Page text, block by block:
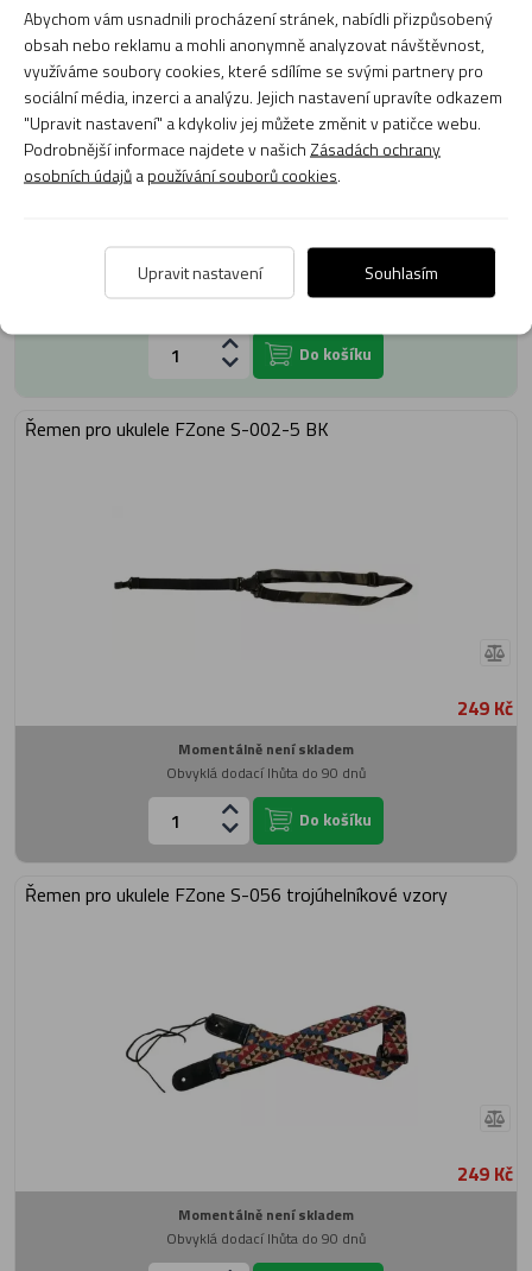
389 Kč
Skladem 1 ks
Expedujeme: zítra
Do košíku
Řemen pro ukulele FZone S-002-5 BK
249 Kč
Momentálně není skladem
Obvyklá dodací lhůta do 90 dnů
Do košíku
Řemen pro ukulele FZone S-056 trojúhelníkové vzory
249 Kč
Momentálně není skladem
Obvyklá dodací lhůta do 90 dnů
Abychom vám usnadnili procházení stránek, nabídli přizpůsobený
obsah nebo reklamu a mohli anonymně analyzovat návštěvnost,
využíváme soubory cookies, které sdílíme se svými partnery pro
sociální média, inzerci a analýzu. Jejich nastavení upravíte odkazem
"Upravit nastavení" a kdykoliv jej můžete změnit v patičce webu.
Podrobnější informace najdete v našich Zásadách ochrany
osobních údajůapoužívání souborů cookies.
Upravit nastavení Souhlasím